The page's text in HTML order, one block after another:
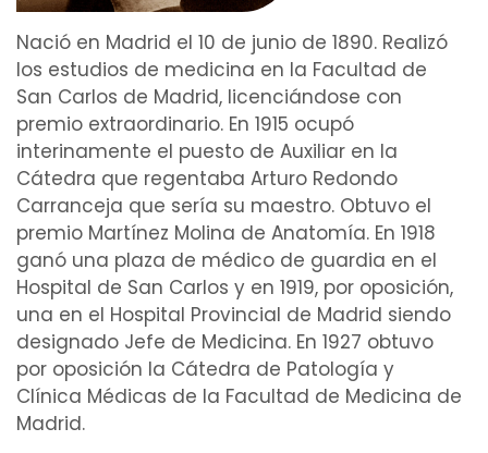
Nació en Madrid el 10 de junio de 1890. Realizó
los estudios de medicina en la Facultad de
San Carlos de Madrid, licenciándose con
premio extraordinario. En 1915 ocupó
interinamente el puesto de Auxiliar en la
Cátedra que regentaba Arturo Redondo
Carranceja que sería su maestro. Obtuvo el
premio Martínez Molina de Anatomía. En 1918
ganó una plaza de médico de guardia en el
Hospital de San Carlos y en 1919, por oposición,
una en el Hospital Provincial de Madrid siendo
designado Jefe de Medicina. En 1927 obtuvo
por oposición la Cátedra de Patología y
Clínica Médicas de la Facultad de Medicina de
Madrid.